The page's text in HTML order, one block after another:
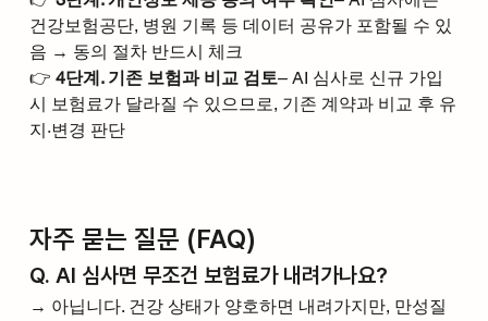
건강보험공단, 병원 기록 등 데이터 공유가 포함될 수 있
음 → 동의 절차 반드시 체크
👉 4단계. 기존 보험과 비교 검토– AI 심사로 신규 가입
시 보험료가 달라질 수 있으므로, 기존 계약과 비교 후 유
지·변경 판단
자주 묻는 질문 (FAQ)
Q. AI 심사면 무조건 보험료가 내려가나요?
→ 아닙니다. 건강 상태가 양호하면 내려가지만, 만성질